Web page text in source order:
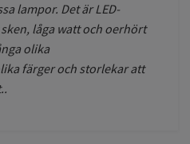
lampor. Det är LED-
låga watt och oerhört
olika
färger och storlekar att